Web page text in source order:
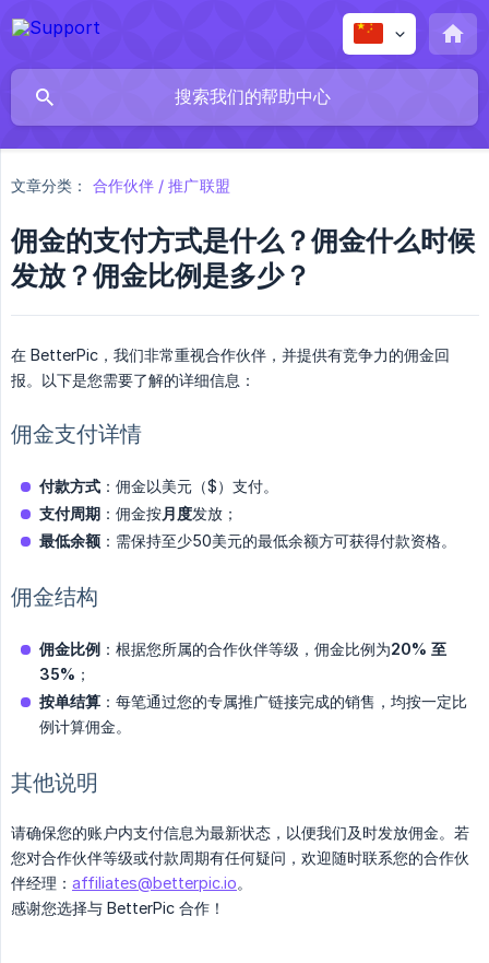
文章分类： 合作伙伴 / 推广联盟
佣金的支付方式是什么？佣金什么时候
发放？佣金比例是多少？
在 BetterPic，我们非常重视合作伙伴，并提供有竞争力的佣金回
报。以下是您需要了解的详细信息：
佣金支付详情
付款方式 ：佣金以美元（$）支付。
支付周期 ：佣金按月度发放；
最低余额 ：需保持至少50美元的最低余额方可获得付款资格。
佣金结构
佣金比例 ：根据您所属的合作伙伴等级，佣金比例为20% 至
35% ；
按单结算 ：每笔通过您的专属推广链接完成的销售，均按一定比
例计算佣金。
其他说明
请确保您的账户内支付信息为最新状态，以便我们及时发放佣金。若
您对合作伙伴等级或付款周期有任何疑问，欢迎随时联系您的合作伙
伴经理： affiliates@betterpic.io。
感谢您选择与 BetterPic 合作！